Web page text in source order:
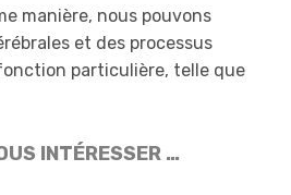
manière, nous pouvons
et des processus
particulière, telle que
INTÉRESSER …